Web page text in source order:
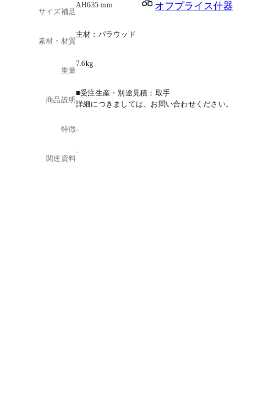
オフプライス什器
サイズ補足
AH635 mm
素材・材質
主材：パラウッド
重量
7.6kg
商品説明
■受注生産・別途見積：取手
詳細につきましては、お問い合わせください。
特徴-
関連資料
-